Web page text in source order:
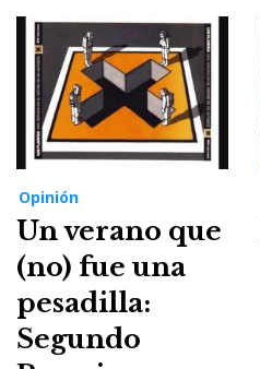
Opinión
Un verano que
(no) fue una
pesadilla:
Segundo